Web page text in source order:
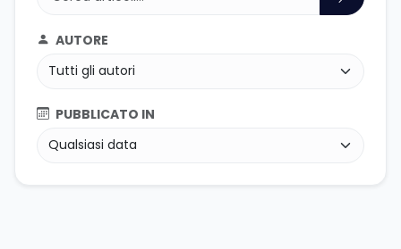
AUTORE
PUBBLICATO IN